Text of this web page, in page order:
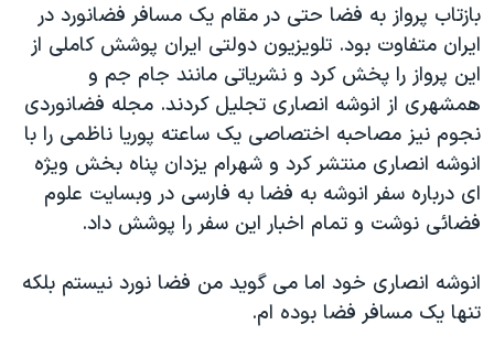
بازتاب پرواز به فضا حتی در مقام یک مسافر فضانورد در
ایران متفاوت بود. تلویزیون دولتی ایران پوشش کاملی از
این پرواز را پخش کرد و نشریاتی مانند جام جم و
همشهری از انوشه انصاری تجلیل کردند. مجله فضانوردی
نجوم نیز مصاحبه اختصاصی یک ساعته پوریا ناظمی را با
انوشه انصاری منتشر کرد و شهرام یزدان پناه بخش ویژه
ای درباره سفر انوشه به فضا به فارسی در وبسایت علوم
فضائی نوشت و تمام اخبار این سفر را پوشش داد.
انوشه انصاری خود اما می گوید من فضا نورد نیستم بلکه
تنها یک مسافر فضا بوده ام.